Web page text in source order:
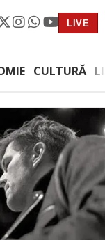
LIVE
CULTURĂ